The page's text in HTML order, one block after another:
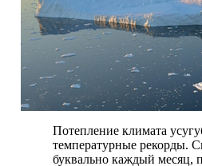
Потепление климата
температурные рекорды.
буквально каждый месяц,